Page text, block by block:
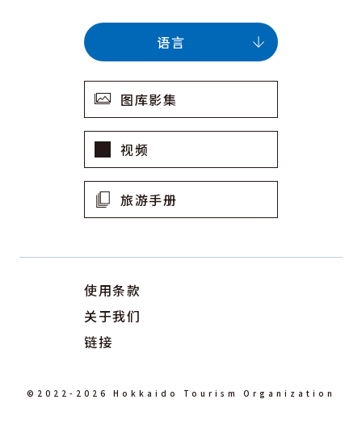
图库影集
视频
旅游手册
使用条款
关于我们
链接
语言
©2022-2026 Hokkaido Tourism Organization